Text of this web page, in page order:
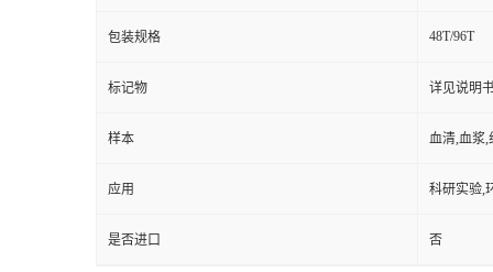
包装规格 48T/96T
标记物 详见说明
样本 血清,血浆,
应用 科研实验,
是否进口 否